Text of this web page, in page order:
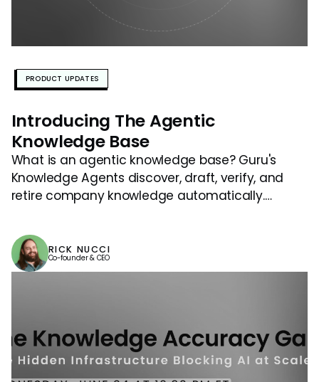
PRODUCT UPDATES
Introducing The Agentic
Knowledge Base
What is an agentic knowledge base? Guru's
Knowledge Agents discover, draft, verify, and
retire company knowledge automatically.
RICK NUCCI
Co-founder & CEO